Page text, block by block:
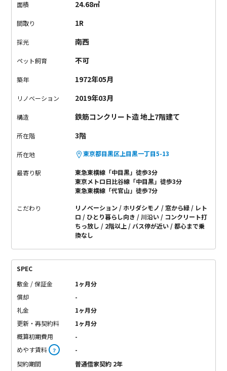
にも言える。
魅力と懸念点を天秤にかけても、やっぱり魅力
的！と思ってくれた方、ぜひお問い合わせお待ちしています。
面積 24.68㎡
間取り 1R
採光 南西
ペット飼育 不可
築年 1972年05月
リノベーション 2019年03月
構造 鉄筋コンクリート造 地上7階建て
所在階 3階
所在地 東京都目黒区上目黒一丁目5-13
最寄り駅
東急東横線「中目黒」徒歩3分
東京メトロ日比谷線「中目黒」徒歩3分
東急東横線「代官山」徒歩7分
こだわり リノベーション ホリダシモノ 窓から緑
レト
ロ
ひとり暮らし向き 川沿い
コンクリート打
ちっ放し
2階以上 バス停が近い
都心まで乗
換なし
SPEC
敷金 / 保証金
1ヶ月分
償却
-
礼金
1ヶ月分
更新・再契約料
1ヶ月分
概算初期費用
-
めやす賃料 ？
-
契約期間
普通借家契約 2年